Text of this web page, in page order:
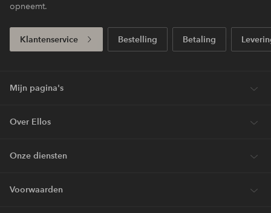
opneemt.
Klantenservice Bestelling Betaling
Mijn pagina's
Over Ellos
Onze diensten
Voorwaarden